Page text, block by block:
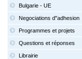
Bulgarie - UE
Negociations d"adhesion
Programmes et projets
Questions et réponses
Librairie